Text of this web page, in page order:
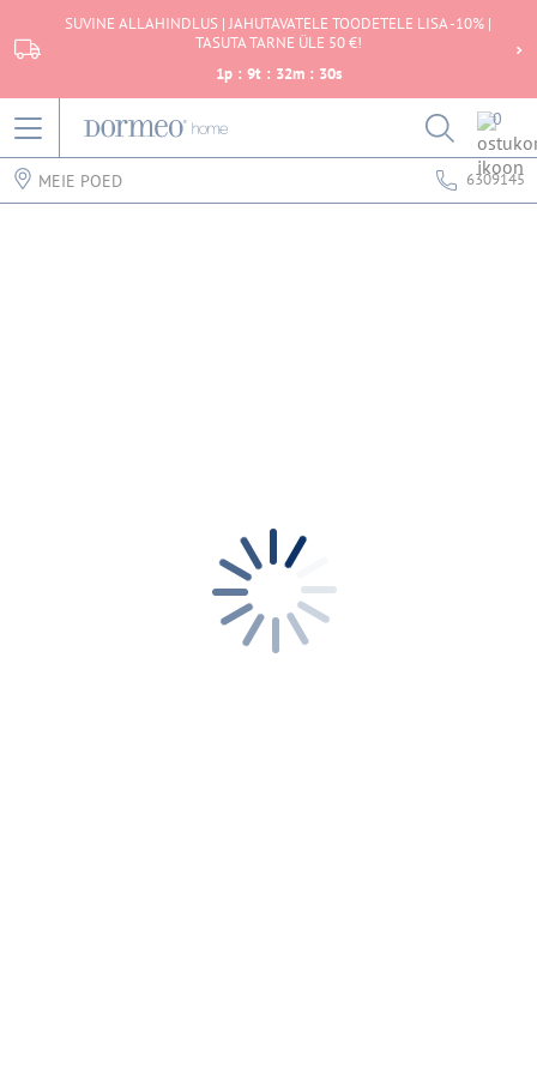
SUVINE ALLAHINDLUS | JAHUTAVATELE TOODETELE LISA -10% |
TASUTA TARNE ÜLE 50 €!
1p : 9t : 32m : 30s
0
MEIE POED 6309145